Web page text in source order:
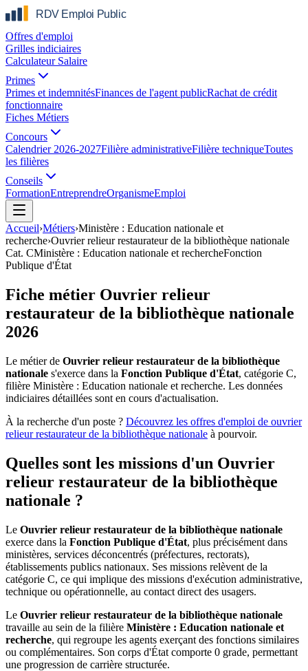
Offres d'emploi
Grilles indiciaires
Calculateur Salaire
Primes
Primes et indemnitésFinances de l'agent publicRachat de crédit
fonctionnaire
Fiches Métiers
Concours
Calendrier 2026-2027Filière administrativeFilière techniqueToutes
les filières
Conseils
FormationEntreprendreOrganismeEmploi
Accueil›Métiers›Ministère : Education nationale et
recherche›Ouvrier relieur restaurateur de la bibliothèque nationale
Cat. CMinistère : Education nationale et rechercheFonction
Publique d'État
Fiche métier Ouvrier relieur
restaurateur de la bibliothèque nationale
2026
Le métier de Ouvrier relieur restaurateur de la bibliothèque
nationale s'exerce dans la Fonction Publique d'État, catégorie C,
filière Ministère : Education nationale et recherche. Les données
indiciaires détaillées sont en cours d'actualisation.
À la recherche d'un poste ? Découvrez les offres d'emploi de ouvrier
relieur restaurateur de la bibliothèque nationale à pourvoir.
Quelles sont les missions d'un Ouvrier
relieur restaurateur de la bibliothèque
nationale ?
Le Ouvrier relieur restaurateur de la bibliothèque nationale
exerce dans la Fonction Publique d'État, plus précisément dans
ministères, services déconcentrés (préfectures, rectorats),
établissements publics nationaux. Ses missions relèvent de la
catégorie C, ce qui implique des missions d'exécution administrative,
technique ou opérationnelle, au contact direct des usagers.
Le Ouvrier relieur restaurateur de la bibliothèque nationale
travaille au sein de la filière Ministère : Education nationale et
recherche, qui regroupe les agents exerçant des fonctions similaires
ou complémentaires. Son corps d'État comporte 0 grade, permettant
une progression de carrière structurée.